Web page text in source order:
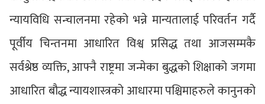
न्यायविधि सन्चालनमा रहेको भन्ने मान्यतालाई परिवर्तन गर्दै
पूर्वीय चिन्तनमा आधारित विश्व प्रसिद्ध तथा आजसम्मकै
सर्वश्रेष्ठ व्यक्ति, आफ्नै राष्ट्रमा जन्मेका बुद्धको शिक्षाको जगमा
आधारित बौद्ध न्यायशास्त्रको आधारमा पश्चिमाहरुले कानुनको